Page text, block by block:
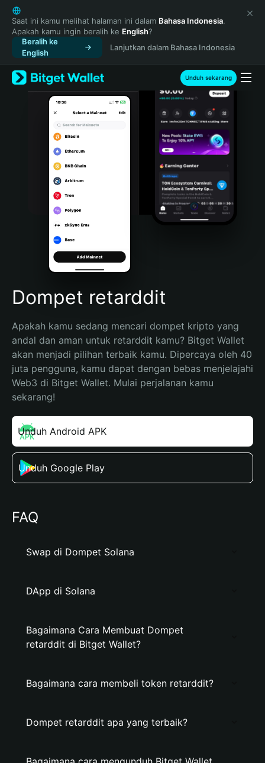
English
日本語
Tiếng Việt
Русский
Español (Latinoamérica)
Türkçe
Italiano
Português (Portugal)
Bahasa Indonesia
Português (Brasil)
Español (Argentina)
Saat ini kamu melihat halaman ini dalam Bahasa Indonesia.
Apakah kamu ingin beralih ke English?
Beralih ke
English
Lanjutkan dalam Bahasa Indonesia
Unduh sekarang
Dompet retarddit
Apakah kamu sedang mencari dompet kripto yang
andal dan aman untuk retarddit kamu? Bitget Wallet
akan menjadi pilihan terbaik kamu. Dipercaya oleh 40
juta pengguna, kamu dapat dengan bebas menjelajahi
Web3 di Bitget Wallet. Mulai perjalanan kamu
sekarang!
Unduh Android APK
Unduh Google Play
FAQ
Swap di Dompet Solana
DApp di Solana
Bagaimana Cara Membuat Dompet
retarddit di Bitget Wallet?
Bagaimana cara membeli token retarddit?
Dompet retarddit apa yang terbaik?